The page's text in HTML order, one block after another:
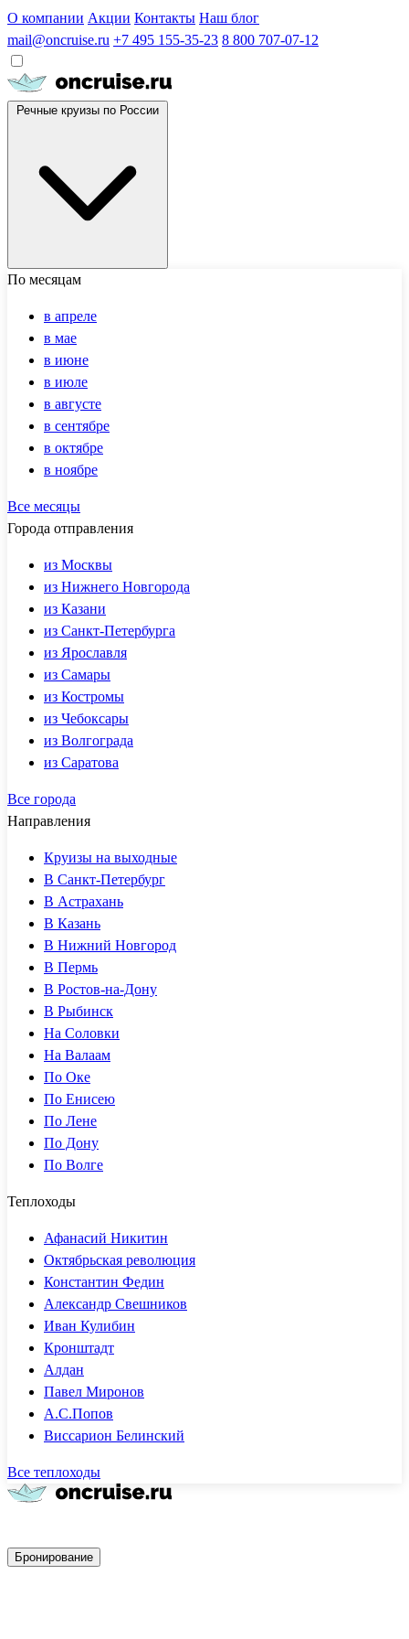
О компании Акции Контакты Наш блог
mail@oncruise.ru +7 495 155-35-23 8 800 707-07-12
По месяцам
в апреле
в мае
в июне
в июле
в августе
в сентябре
в октябре
в ноябре
Все месяцы
Города отправления
из Москвы
из Нижнего Новгорода
из Казани
из Санкт-Петербурга
из Ярославля
из Самары
из Костромы
из Чебоксары
из Волгограда
из Саратова
Все города
Направления
Круизы на выходные
В Санкт-Петербург
В Астрахань
В Казань
В Нижний Новгород
В Пермь
В Ростов-на-Дону
В Рыбинск
На Соловки
На Валаам
По Оке
По Енисею
По Лене
По Дону
По Волге
Теплоходы
Афанасий Никитин
Октябрьская революция
Константин Федин
Александр Свешников
Иван Кулибин
Кронштадт
Алдан
Павел Миронов
А.С.Попов
Виссарион Белинский
Все теплоходы
Бронирование